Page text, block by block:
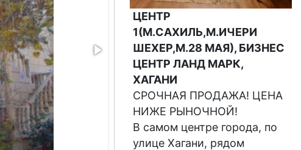
ЦЕНТР
1(М.САХИЛЬ,М.ИЧЕРИ
ШЕХЕР,М.28 МАЯ), БИЗНЕС
ЦЕНТР ЛАНД МАРК,
ХАГАНИ
СРОЧНАЯ ПРОДАЖА! ЦЕНА
НИЖЕ РЫНОЧНОЙ!
В самом центре города, по
улице Хагани, рядом